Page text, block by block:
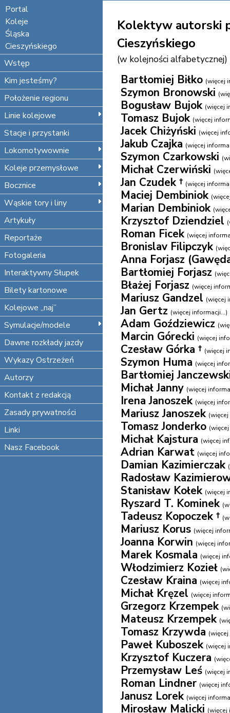
Portal
Koleje
Śląska
Cieszyńskiego
Wstęp
Kim jesteśmy?
Położenie regionu
Linie kolejowe
Stacje i przystanki
Lokomotywownie
Koleje przemysłowe
Bocznice
Wąskie tory i liny
Artykuły
Reportaże
Fotogaleria
Interaktywny Słupek
Bilety kartonowe
Kolejowe „naj”
Symulacje/modele
Dawne rozkłady jazdy
Wykazy Ostrzeżeń
Autorzy
Kontakt z redakcją
Zasady prywatności
Linki
Nasz Facebook
Kolektyw autorski
Cieszyńskiego
(w kolejności alfabetycznej)
Bartłomiej Biłko (więcej
Szymon Bronowski
Bogusław Bujok (więcej
Tomasz Bujok (więcej
Jacek Chiżyński (więcej
Jakub Czajka (więcej
Szymon Czarkowski
Michał Czerwiński
Jan Czudek † (więcej
Maciej Dembiniok
Marian Dembiniok
Krzysztof Dziendziel
Roman Ficek (więcej
Bronislav Filipczyk
Anna Forjasz
Bartłomiej Forjasz
Błażej Forjasz (więcej
Mariusz Gandzel (więcej
Jan Gertz (więcej informacji...)
Adam Goździewicz
Marcin Górecki (więcej
Czesław Górka † (więcej
Szymon Huma (więcej
Bartłomiej
Michał Janny (więcej
Irena Janoszek (więcej
Mariusz Janoszek
Tomasz Jonderko
Michał Kajstura (więcej
Adrian Karwat (więcej
Damian Kazimierczak
Radosław
Stanisław Kołek (więcej
Ryszard T. Kominek
Tadeusz Kopoczek †
Mariusz Korus (więcej
Joanna Korwin (więcej
Marek Kosmala (więcej
Włodzimierz Kozieł
Czesław Kraina (więcej
Michał Kręzel (więcej
Grzegorz Krzempek
Mateusz Krzempek
Tomasz Krzywda
Paweł Kuboszek (więcej
Krzysztof Kuczera
Przemysław Leś (więcej
Roman Lindner (więcej
Janusz Lorek (więcej
Mirosław Malicki (więcej